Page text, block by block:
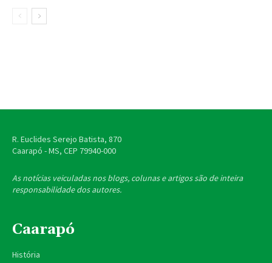
R. Euclides Serejo Batista, 870
Caarapó - MS, CEP 79940-000
As notícias veiculadas nos blogs, colunas e artigos são de inteira
responsabilidade dos autores.
Caarapó
História